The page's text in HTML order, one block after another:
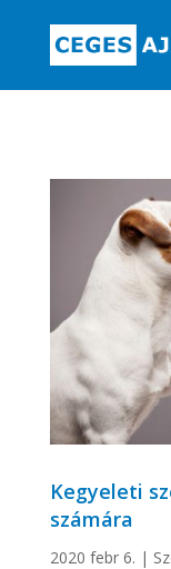
Kegyeleti
számára
2020 febr 6. |